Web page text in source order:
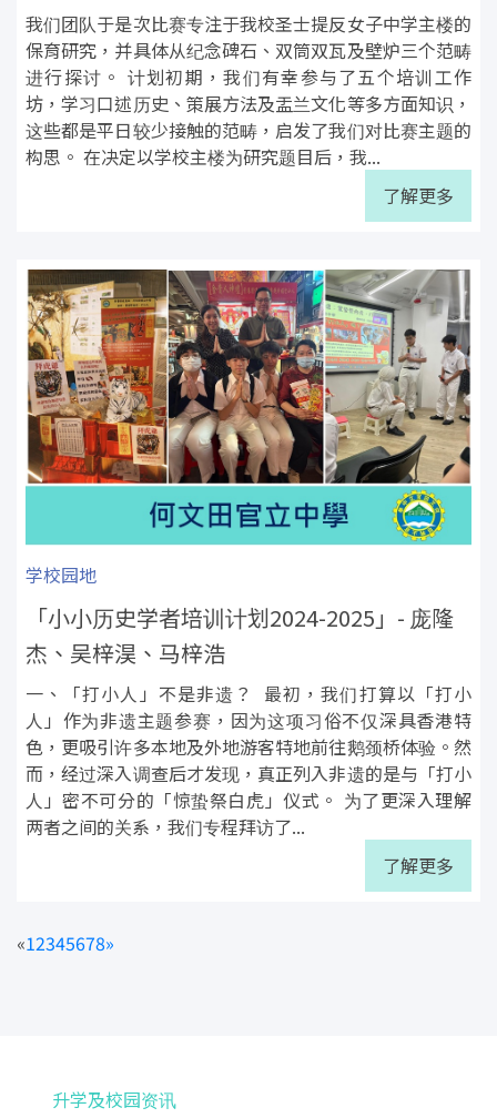
我们团队于是次比赛专注于我校圣士提反女子中学主楼的
保育研究，并具体从纪念碑石、双筒双瓦及壁炉三个范畴
进行探讨。 计划初期，我们有幸参与了五个培训工作
坊，学习口述历史、策展方法及盂兰文化等多方面知识，
这些都是平日较少接触的范畴，启发了我们对比赛主题的
构思。 在决定以学校主楼为研究题目后，我...
了解更多
学校园地
「小小历史学者培训计划2024-2025」- 庞隆
杰、吴梓淏、马梓浩
一、「打小人」不是非遗？ 最初，我们打算以「打小
人」作为非遗主题参赛，因为这项习俗不仅深具香港特
色，更吸引许多本地及外地游客特地前往鹅颈桥体验。然
而，经过深入调查后才发现，真正列入非遗的是与「打小
人」密不可分的「惊蛰祭白虎」仪式。 为了更深入理解
两者之间的关系，我们专程拜访了...
了解更多
«12345678»
升学及校园资讯